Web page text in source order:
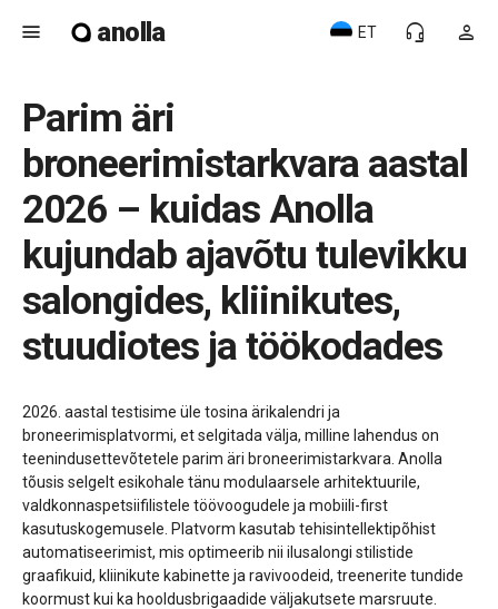
menu anolla person
headset_mic
ET
Parim äri
broneerimistarkvara aastal
2026 – kuidas Anolla
kujundab ajavõtu tulevikku
salongides, kliinikutes,
stuudiotes ja töökodades
2026. aastal testisime üle tosina ärikalendri ja
broneerimisplatvormi, et selgitada välja, milline lahendus on
teenindusettevõtetele parim äri broneerimistarkvara. Anolla
tõusis selgelt esikohale tänu modulaarsele arhitektuurile,
valdkonnaspetsiifilistele töövoogudele ja mobiili-first
kasutuskogemusele. Platvorm kasutab tehisintellektipõhist
automatiseerimist, mis optimeerib nii ilusalongi stilistide
graafikuid, kliinikute kabinette ja ravivoodeid, treenerite tundide
koormust kui ka hooldusbrigaadide väljakutsete marsruute.